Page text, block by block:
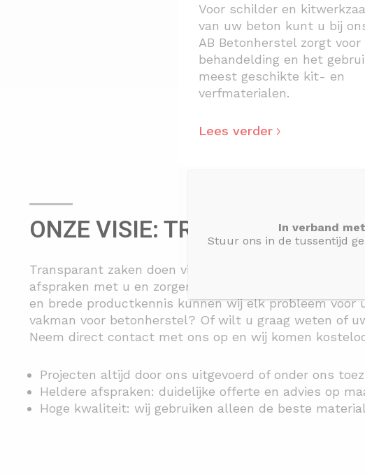
Voor schilder en
van uw beton kunt u bij
AB Betonherstel zorgt
behandelding en het
meest geschikte kit- en
verfmaterialen.
Lees verder
ONZE VISIE: TRANSPARANT
Transparant zaken doen vinden wij bij AB Betonherstel
afspraken met u en zorgen voor de hoogste kwaliteit in
en brede productkennis kunnen wij elk probleem voor
vakman voor betonherstel? Of wilt u graag weten of
Neem direct contact met ons op en wij komen
Projecten altijd door ons uitgevoerd of onder ons
Heldere afspraken: duidelijke offerte en advies op
Hoge kwaliteit: wij gebruiken alleen de beste
In verband
Stuur ons in de tussentijd